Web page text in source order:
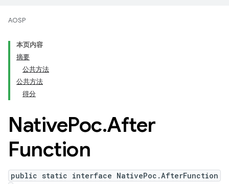
AOSP
本页内容
摘要
公共方法
公共方法
得分
NativePoc.After
Function
public static interface NativePoc.AfterFunction